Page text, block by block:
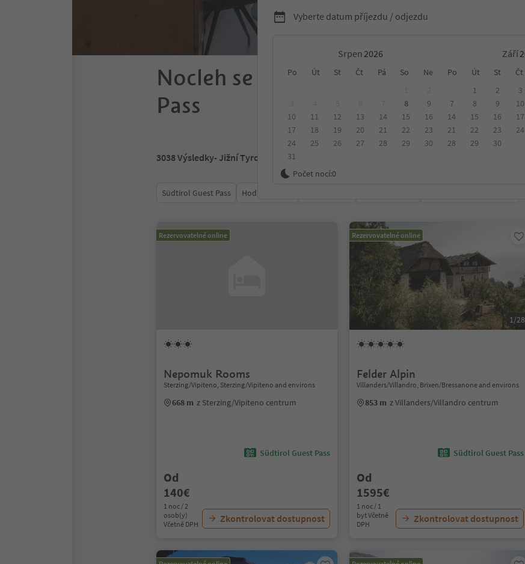
Vyberte datum příjezdu / odjezdu
Srpen Září
Po Út St Čt Pá So Ne Po Út St Čt
8
9
10
11 12 13 14 15
16
17
18 19 20 21 22
23
24
25 26 27 28 29
30
31
1 2 3
7
8 9 10
14
15 16 17
21
22 23 24
28
29 30
Počet nocí:0
Nocleh se snídaní s Südtirol Guest
Pass
3038Výsledky- Jižní Tyrolsko
Südtirol Guest Pass Hodnocení
Rezervovatelné online
Nepomuk Rooms
Sterzing/Vipiteno, Sterzing/Vipiteno and environs
668 m z Sterzing/Vipiteno centrum
Südtirol Guest Pass
Od
140€
1 noc / 2
osob(y)
Včetně DPH
Zkontrolovat dostupnost
Rezervovatelné online
1/28
Felder Alpin
Villanders/Villandro, Brixen/Bressanone and environs
853 m z Villanders/Villandro centrum
Südtirol Guest Pass
Od
1595€
1 noc / 1
byt Včetně
DPH
Zkontrolovat dostupnost